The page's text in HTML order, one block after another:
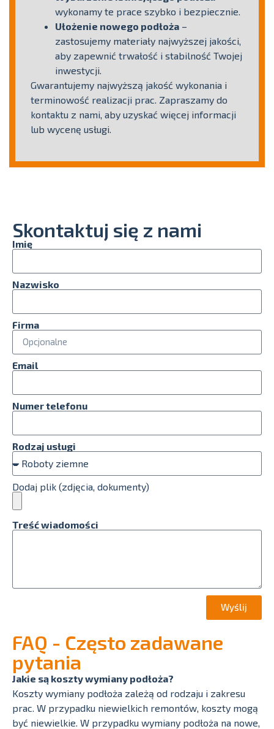
wykonamy te prace szybko i bezpiecznie.
Ułożenie nowego podłoża –
zastosujemy materiały najwyższej jakości,
aby zapewnić trwałość i stabilność Twojej
inwestycji.
Gwarantujemy najwyższą jakość wykonania i
terminowość realizacji prac. Zapraszamy do
kontaktu z nami, aby uzyskać więcej informacji
lub wycenę usługi.
Skontaktuj się z nami
Imię
Nazwisko
Firma
Email
Numer telefonu
Rodzaj usługi
Dodaj plik (zdjęcia, dokumenty)
Treść wiadomości
Wyślij
FAQ - Często zadawane
pytania
Jakie są koszty wymiany podłoża?
Koszty wymiany podłoża zależą od rodzaju i zakresu
prac. W przypadku niewielkich remontów, koszty mogą
być niewielkie. W przypadku wymiany podłoża na nowe,